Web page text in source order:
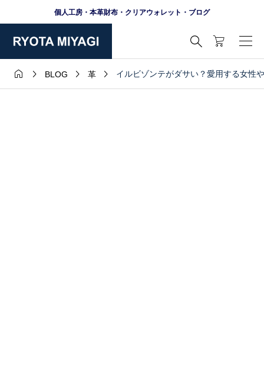
個人工房・本革財布・クリアウォレット・ブログ

  BLOG  革  イルビゾンテがダサい？愛用する女性